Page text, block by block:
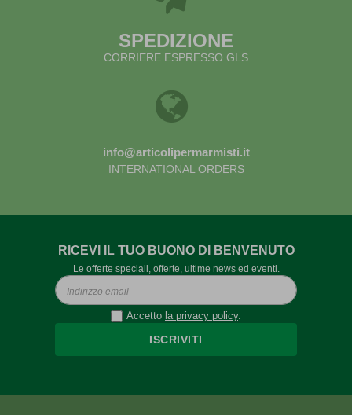
SPEDIZIONE
CORRIERE ESPRESSO GLS
info@articolipermarmisti.it
INTERNATIONAL ORDERS
RICEVI IL TUO BUONO DI BENVENUTO
Le offerte speciali, offerte, ultime news ed eventi.
Accetto la privacy policy.
ISCRIVITI